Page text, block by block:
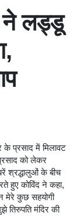
ने लड्डू
के प्रसाद में मिलावट
को लेकर
श्रद्धालुओं के बीच
हुए कोविंद ने कहा,
मेरे कुछ सहयोगी
तिरुपति मंदिर की